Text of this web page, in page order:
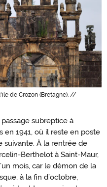
de Crozon (Bretagne). //
subreptice à
en 1941, où il reste en poste
suivante. À la rentrée de
Berthelot à Saint-Maur,
mois, car le démon de la
à la fin d’octobre,